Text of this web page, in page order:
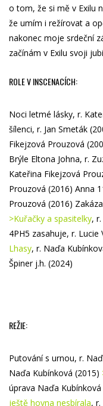
o tom, že si mě v Exilu
že umím i režírovat a
nakonec moje srdeční
začínám v Exilu svoji
ROLE V INSCENACÍCH:
Noci letmé lásky, r.
šílenci, r. Jan Smeták
Fikejzová Prouzová
Brýle Eltona Johna, r.
Kateřina Fikejzová
Prouzová (2016) Anna
Prouzová (2016)
>Kuřačky a spasitelky,
4PH5 zasahuje, r. Lucie
Lhasy, r. Naďa
Špiner j.h. (2024)
REŽIE:
Putování s urnou, r.
Naďa Kubínková (2015)
úprava Naďa Kubínková
ještě hovna nesbírala,